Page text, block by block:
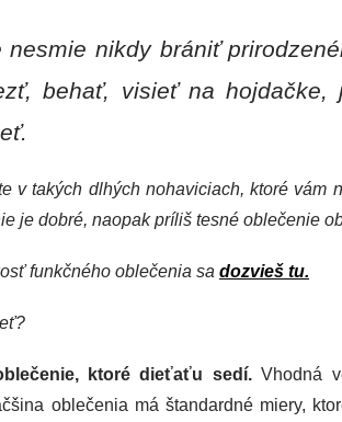
nesmie nikdy brániť
behať, visieť na
v takých dlhých nohaviciach, ktoré
je dobré, naopak príliš tesné oblečenie
funkčného oblečenia sa dozvieš tu.
ktoré dieťaťu sedí.Vhodná
oblečenia má štandardné miery,